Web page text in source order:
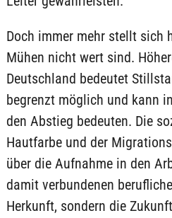
Doch immer mehr stellt sich
Mühen nicht wert sind.
Deutschland bedeutet
begrenzt möglich und kann
den Abstieg bedeuten. Die
Hautfarbe und der
über die Aufnahme in den
damit verbundenen
Herkunft, sondern die